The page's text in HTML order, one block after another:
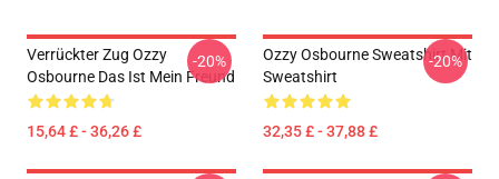
Verrückter Zug Ozzy
Osbourne Das Ist Mein Freund
15,64 £ - 36,26 £
-20%
Ozzy Osbourne Sweatshirt Mit
Sweatshirt
32,35 £ - 37,88 £
-20%